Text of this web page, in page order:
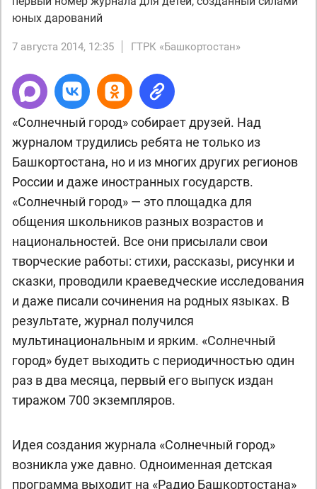
юных дарований
7 августа 2014, 12:35 ГТРК «Башкортостан»
«Солнечный город» собирает друзей. Над
журналом трудились ребята не только из
Башкортостана, но и из многих других регионов
России и даже иностранных государств.
«Солнечный город» — это площадка для
общения школьников разных возрастов и
национальностей. Все они присылали свои
творческие работы: стихи, рассказы, рисунки и
сказки, проводили краеведческие исследования
и даже писали сочинения на родных языках. В
результате, журнал получился
мультинациональным и ярким. «Солнечный
город» будет выходить с периодичностью один
раз в два месяца, первый его выпуск издан
тиражом 700 экземпляров.
Идея создания журнала «Солнечный город»
возникла уже давно. Одноименная детская
программа выходит на «Радио Башкортостана»